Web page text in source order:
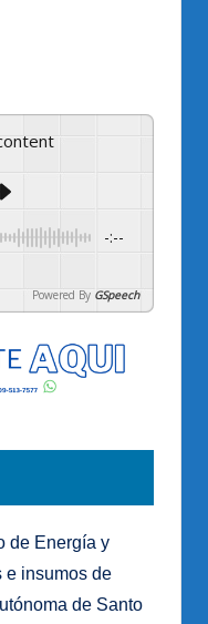
-:--
Powered By GSpeech
de Energía y
e insumos de
de Santo